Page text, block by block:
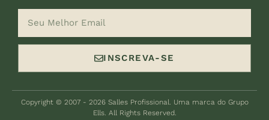
INSCREVA-SE
Copyright © 2007 - 2026 Salles Profissional. Uma marca do Grupo
Ells. All Rights Reserved.